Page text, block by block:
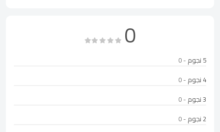
0
5 نجوم
- 0
4 نجوم
- 0
3 نجوم
- 0
2 نجوم
- 0